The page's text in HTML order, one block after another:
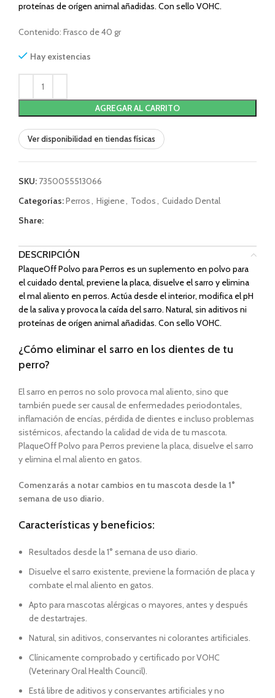
proteínas de orígen animal añadidas. Con sello VOHC.
Contenido: Frasco de 40 gr
Hay existencias
AGREGAR AL CARRITO
Ver disponibilidad en tiendas físicas
SKU: 7350055513066
Categorías:Perros, Higiene, Todos, Cuidado Dental
Share:
DESCRIPCIÓN
PlaqueOff Polvo para Perros es un suplemento en polvo para
el cuidado dental, previene la placa, disuelve el sarro y elimina
el mal aliento en perros. Actúa desde el interior, modifica el pH
de la saliva y provoca la caída del sarro. Natural, sin aditivos ni
proteínas de orígen animal añadidas. Con sello VOHC.
¿Cómo eliminar el sarro en los dientes de tu
perro?
El sarro en perros no solo provoca mal aliento, sino que
también puede ser causal de enfermedades periodontales,
inflamación de encías, pérdida de dientes e incluso problemas
sistémicos, afectando la calidad de vida de tu mascota.
PlaqueOff Polvo para Perros previene la placa, disuelve el sarro
y elimina el mal aliento en gatos.
Comenzarás a notar cambios en tu mascota desde la 1°
semana de uso diario.
Características y beneficios:
Resultados desde la 1° semana de uso diario.
Disuelve el sarro existente, previene la formación de placa y
combate el mal aliento en gatos.
Apto para mascotas alérgicas o mayores, antes y después
de destartrajes.
Natural, sin aditivos, conservantes ni colorantes artificiales.
Clínicamente comprobado y certificado por VOHC
(Veterinary Oral Health Council).
Está libre de aditivos y conservantes artificiales y no